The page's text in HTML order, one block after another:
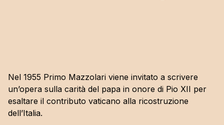
L’ostinazione della pace
I lontani
Nel 1955 Primo Mazzolari viene invitato a scrivere
un’opera sulla carità del papa in onore di Pio XII per
esaltare il contributo vaticano alla ricostruzione
dell’Italia.